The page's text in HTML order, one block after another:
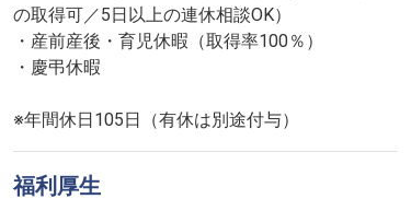
の取得可／5日以上の連休相談OK）
・産前産後・育児休暇（取得率100％）
・慶弔休暇
※年間休日105日（有休は別途付与）
福利厚生